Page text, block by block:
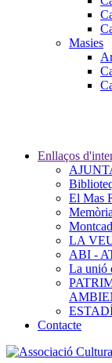
Masies
Enllaços
El Mas
LA
ABI -
La unió
Contacte